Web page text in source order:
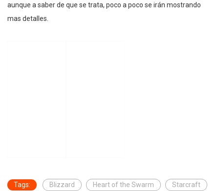
aunque a saber de que se trata, poco a poco se irán mostrando
mas detalles.
Tags: Blizzard Heart of the Swarm Starcraft